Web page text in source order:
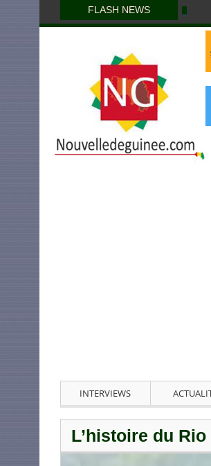
FLASH NEWS
INTERVIEWS
L’histoire du